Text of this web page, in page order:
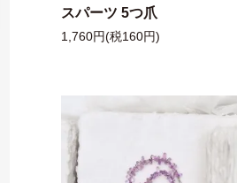
スパーツ 5つ爪
1,760円(税160円)